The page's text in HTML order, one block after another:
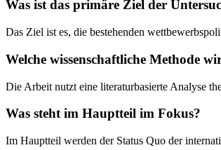
Was ist das primäre Ziel der
Das Ziel ist es, die bestehenden
Welche wissenschaftliche Methode
Die Arbeit nutzt eine literaturbasierte Analyse
Was steht im Hauptteil im Fokus?
Im Hauptteil werden der Status Quo der